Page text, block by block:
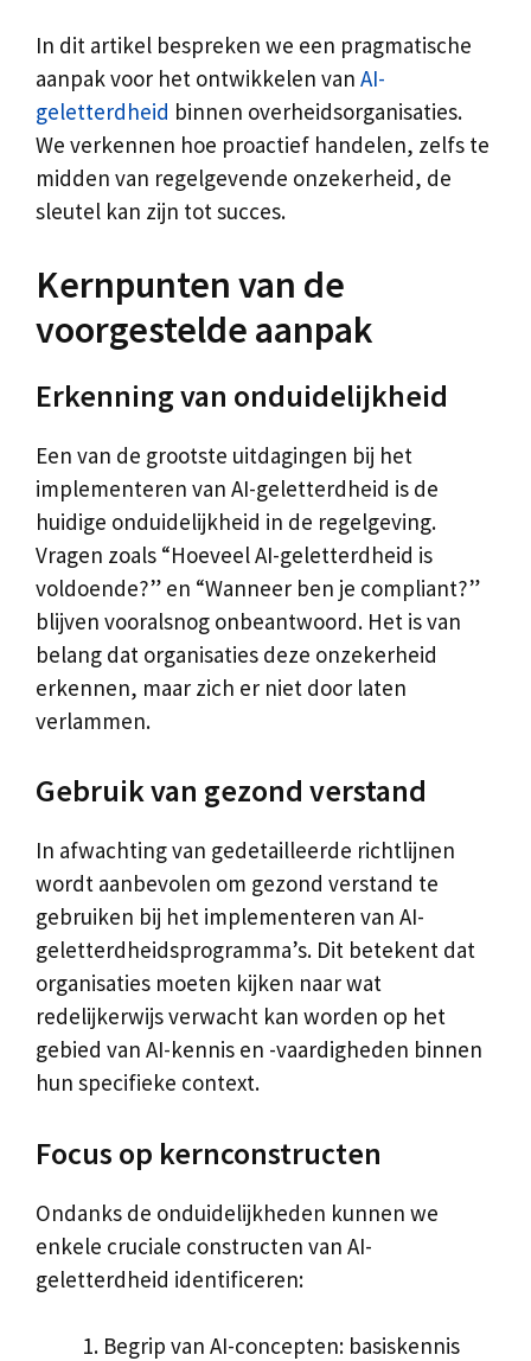
In dit artikel bespreken we een pragmatische
aanpak voor het ontwikkelen van AI-
geletterdheid binnen overheidsorganisaties.
We verkennen hoe proactief handelen, zelfs te
midden van regelgevende onzekerheid, de
sleutel kan zijn tot succes.
Kernpunten van de
voorgestelde aanpak
Erkenning van onduidelijkheid
Een van de grootste uitdagingen bij het
implementeren van AI-geletterdheid is de
huidige onduidelijkheid in de regelgeving.
Vragen zoals “Hoeveel AI-geletterdheid is
voldoende?” en “Wanneer ben je compliant?”
blijven vooralsnog onbeantwoord. Het is van
belang dat organisaties deze onzekerheid
erkennen, maar zich er niet door laten
verlammen.
Gebruik van gezond verstand
In afwachting van gedetailleerde richtlijnen
wordt aanbevolen om gezond verstand te
gebruiken bij het implementeren van AI-
geletterdheidsprogramma’s. Dit betekent dat
organisaties moeten kijken naar wat
redelijkerwijs verwacht kan worden op het
gebied van AI-kennis en -vaardigheden binnen
hun specifieke context.
Focus op kernconstructen
Ondanks de onduidelijkheden kunnen we
enkele cruciale constructen van AI-
geletterdheid identificeren:
Begrip van AI-concepten: basiskennis